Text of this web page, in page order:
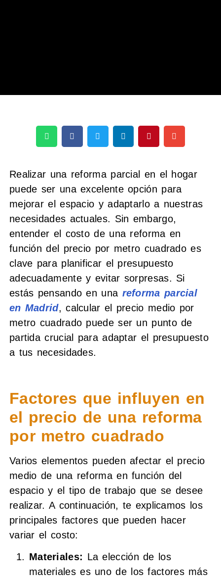
Realizar una reforma parcial en el hogar
puede ser una excelente opción para
mejorar el espacio y adaptarlo a nuestras
necesidades actuales. Sin embargo,
entender el costo de una reforma en
función del precio por metro cuadrado es
clave para planificar el presupuesto
adecuadamente y evitar sorpresas. Si
estás pensando en una reforma parcial
en Madrid, calcular el precio medio por
metro cuadrado puede ser un punto de
partida crucial para adaptar el presupuesto
a tus necesidades.
Factores que influyen en
el precio de una reforma
por metro cuadrado
Varios elementos pueden afectar el precio
medio de una reforma en función del
espacio y el tipo de trabajo que se desee
realizar. A continuación, te explicamos los
principales factores que pueden hacer
variar el costo:
Materiales: La elección de los
materiales es uno de los factores más